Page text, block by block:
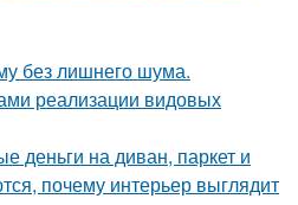
без лишнего шума.
реализации видовых
деньги на диван, паркет и
почему интерьер выглядит